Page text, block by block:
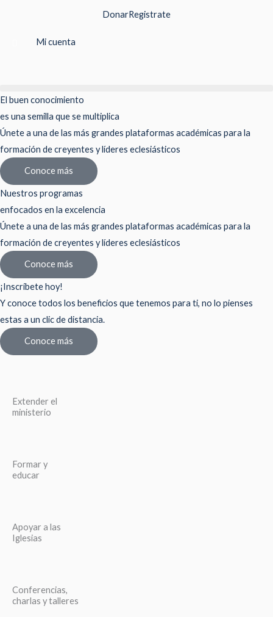
contenido
DonarRegistrate
Mi cuenta
El buen conocimiento
es una semilla que se multiplica
Únete a una de las más grandes plataformas académicas para la
formación de creyentes y líderes eclesiásticos
Conoce más
Nuestros programas
enfocados en la excelencia
Únete a una de las más grandes plataformas académicas para la
formación de creyentes y líderes eclesiásticos
Conoce más
¡Inscríbete hoy!
Y conoce todos los beneficios que tenemos para ti, no lo pienses
estas a un clic de distancia.
Conoce más
Extender el
ministerio
Formar y
educar
Apoyar a las
Iglesias
Conferencias,
charlas y talleres